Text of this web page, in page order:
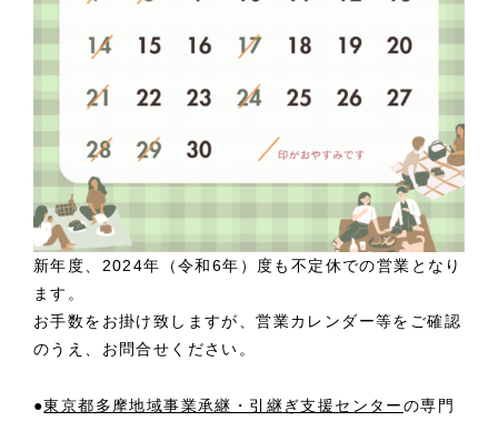
新年度、2024年（令和6年）度も不定休での営業となり
ます。
お手数をお掛け致しますが、営業カレンダー等をご確認
のうえ、お問合せください。
●東京都多摩地域事業承継・引継ぎ支援センターの専門